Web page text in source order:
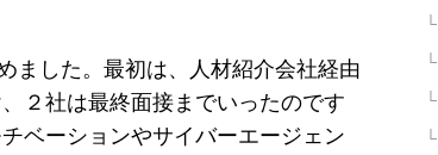
ました。最初は、人材紹介会社経由
２社は最終面接までいったのです
ベーションやサイバーエージェン